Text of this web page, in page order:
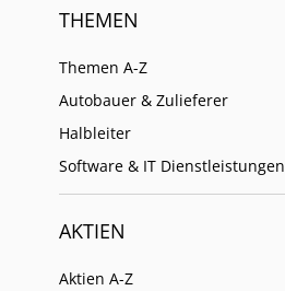
THEMEN
Themen A-Z
Autobauer & Zulieferer
Halbleiter
Software & IT Dienstleistungen
AKTIEN
Aktien A-Z